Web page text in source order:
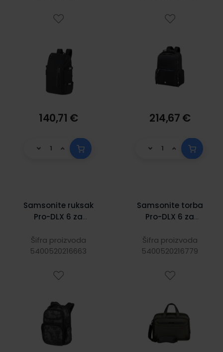
140,71 € 214,67 €
Samsonite ruksak
Pro-DLX 6 za
15.6", 21/26 L,
kameno sivi
Šifra proizvoda
5400520216663
Samsonite torba
Pro-DLX 6 za
15.6", 16/23 L,
zelena
Šifra proizvoda
5400520216779